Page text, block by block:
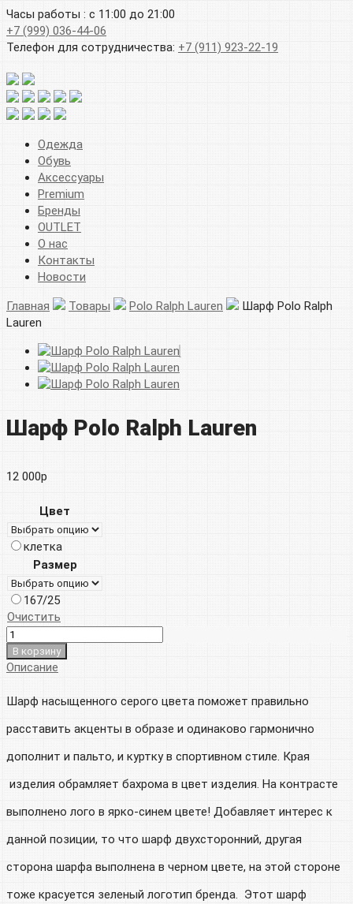
Часы работы : с 11:00 до 21:00
+7 (999) 036-44-06
Телефон для сотрудничества: +7 (911) 923-22-19
Одежда
Обувь
Аксессуары
Premium
Бренды
OUTLET
О нас
Контакты
Новости
Главная Товары Polo Ralph Lauren
Шарф Polo Ralph
Lauren
Шарф Polo Ralph Lauren
12 000р
Цвет
клетка
Размер
167/25
Очистить
В корзину
Описание
Шарф насыщенного серого цвета поможет правильно
расставить акценты в образе и одинаково гармонично
дополнит и пальто, и куртку в спортивном стиле. Края
изделия обрамляет бахрома в цвет изделия. На контрасте
выполнено лого в ярко-синем цвете! Добавляет интерес к
данной позиции, то что шарф двухсторонний, другая
сторона шарфа выполнена в черном цвете, на этой стороне
тоже красуется зеленый логотип бренда. Этот шарф